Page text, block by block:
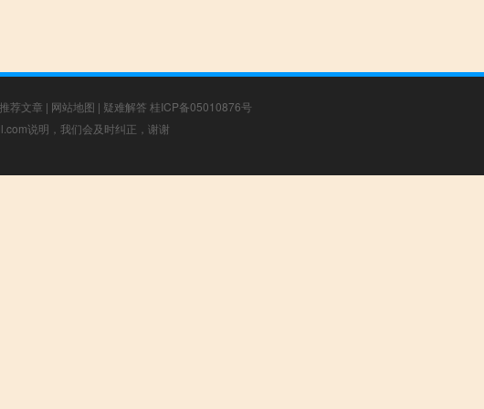
荐文章 | 网站地图 | 疑难解答 桂ICP备05010876号
说明，我们会及时纠正，谢谢